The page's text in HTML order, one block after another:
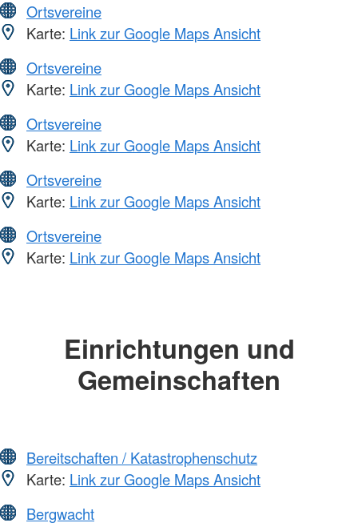
Ortsvereine
Karte: Link zur Google Maps Ansicht
Ortsvereine
Karte: Link zur Google Maps Ansicht
Ortsvereine
Karte: Link zur Google Maps Ansicht
Ortsvereine
Karte: Link zur Google Maps Ansicht
Ortsvereine
Karte: Link zur Google Maps Ansicht
Einrichtungen und
Gemeinschaften
Bereitschaften / Katastrophenschutz
Karte: Link zur Google Maps Ansicht
Bergwacht